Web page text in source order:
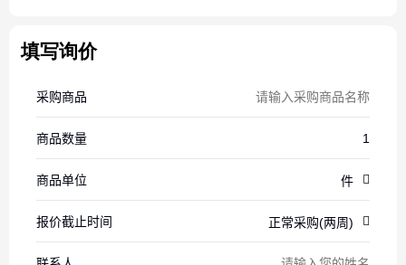
填写询价